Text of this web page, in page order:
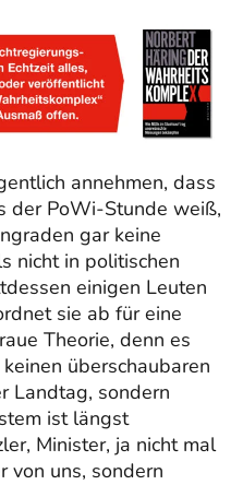
annehmen, dass
der PoWi-Stunde weiß,
gar keine
nicht in politischen
einigen Leuten
sie ab für eine
Theorie, denn es
überschaubaren
Landtag, sondern
ist längst
Minister, ja nicht mal
von uns, sondern